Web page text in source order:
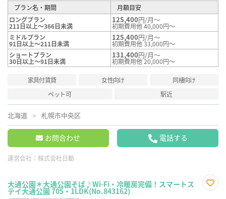
プラン名・期間
月額目安
ロングプラン
211日以上～366日未満
125,400円/月～
初期費用他 40,000円～
ミドルプラン
91日以上～211日未満
125,400円/月～
初期費用他 33,000円～
ショートプラン
30日以上～91日未満
131,400円/月～
初期費用他 20,000円～
家具付賃貸 女性向け
同棲向け
ペット可
駅近
北海道 札幌市中央区
お問合わせ 電話する
運営会社： 株式会社日動
大通公園＊大通公園そば♪Wi-Fi・冷暖房完備！スマートス
テイ大通公園 705・1LDK(No.843162)